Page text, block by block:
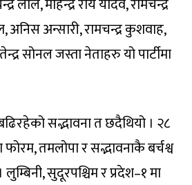
लाल, महिन्द्र राय यादव, रामचन्द्र
अनिस अन्सारी, रामचन्द्र कुशवाह,
सोनल जस्ता नेताहरु यो पार्टीमा
सद्भावना त छदैथियो । २८
तमलोपा र सद्भावनाकै बर्चश्व
सुदूरपश्चिम र प्रदेश–१ मा